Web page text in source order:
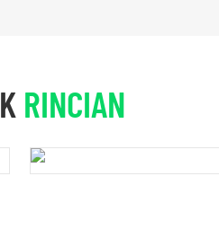
RINCIAN